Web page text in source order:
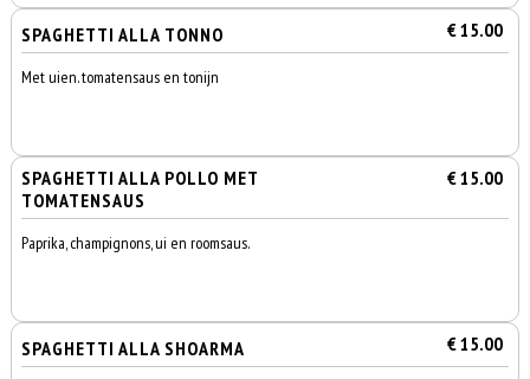
SPAGHETTI ALLA TONNO € 15.00
Met uien. tomatensaus en tonijn
SPAGHETTI ALLA POLLO MET
TOMATENSAUS
€ 15.00
Paprika, champignons, ui en roomsaus.
SPAGHETTI ALLA SHOARMA € 15.00